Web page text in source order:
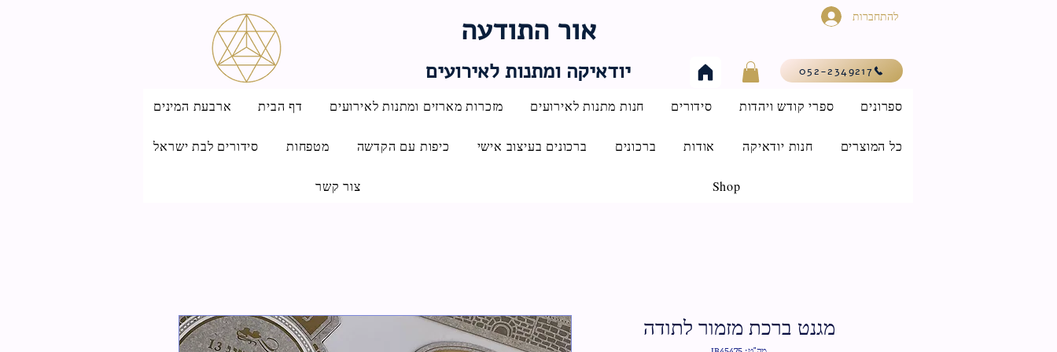
אור התודעה
יודאיקה ומתנות לאירועים
להתחברות
052-2349217
ארבעת המינים דף הבית מזכרות מארזים ומתנות לאירועים חנות מתנות לאירועים סידורים ספרי קודש ויהדות ספרונים
סידורים לבת ישראל מטפחות כיפות עם הקדשה ברכונים בעיצוב אישי ברכונים אודות חנות יודאיקה כל המוצרים
צור קשר Shop
מגנט ברכת מזמור לתודה